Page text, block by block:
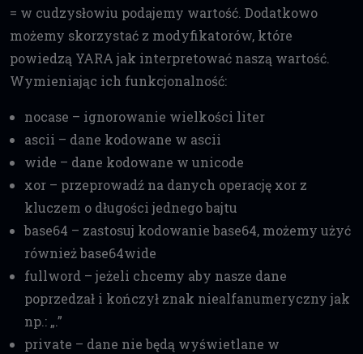
= w cudzysłowiu podajemy wartość. Dodatkowo
możemy skorzystać z modyfikatorów, które
powiedzą YARA jak interpretować naszą wartość.
Wymieniając ich funkcjonalność:
nocase – ignorowanie wielkości liter
ascii – dane kodowane w ascii
wide – dane kodowane w unicode
xor – przeprowadź na danych operację xor z
kluczem o długości jednego bajtu
base64 – zastosuj kodowanie base64, możemy użyć
również base64wide
fullword – jeżeli chcemy aby nasze dane
poprzedzał i kończył znak niealfanumeryczny jak
np.: „.”
private – dane nie będą wyświetlane w